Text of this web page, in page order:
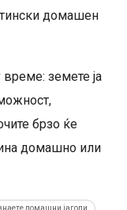
домашен
време: земете ја
брзо ќе
домашно или
домашни јагоди